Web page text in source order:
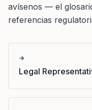
avísenos — el
referencias
→
Legal